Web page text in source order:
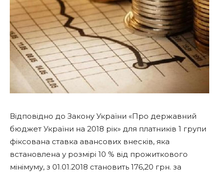
Відповідно до Закону України «Про державний
бюджет України на 2018 рік» для платників 1 групи
фіксована ставка авансових внесків, яка
встановлена у розмірі 10 % від прожиткового
мінімуму, з 01.01.2018 становить 176,20 грн. за